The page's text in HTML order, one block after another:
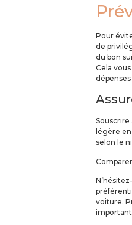
Pour
de
du bon
Cela
légère
selon le
voiture.